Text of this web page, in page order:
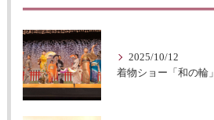
2025/10/12
着物ショー「和の輪」